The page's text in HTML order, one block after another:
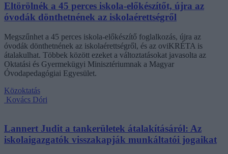
Eltörölnék a 45 perces iskola-előkészítőt, újra az
óvodák dönthetnének az iskolaérettségről
Megszűnhet a 45 perces iskola-előkészítő foglalkozás, újra az
óvodák dönthetnének az iskolaérettségről, és az oviKRÉTA is
átalakulhat. Többek között ezeket a változtatásokat javasolta az
Oktatási és Gyermekügyi Minisztériumnak a Magyar
Óvodapedagógiai Egyesület.
Közoktatás
Kovács Dóri
Lannert Judit a tankerületek átalakításáról: Az
iskolaigazgatók visszakapják munkáltatói jogaikat